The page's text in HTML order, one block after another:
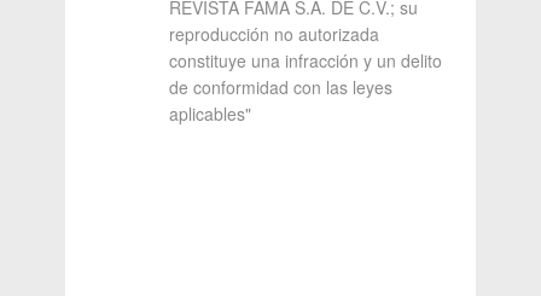
REVISTA FAMA S.A. DE C.V.; su
reproducción no autorizada
constituye una infracción y un delito
de conformidad con las leyes
aplicables"